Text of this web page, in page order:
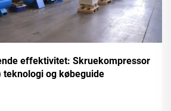
effektivitet: Skruekompressor
og købeguide